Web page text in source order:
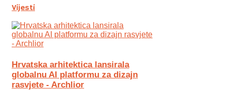
Vijesti
Hrvatska arhitektica lansirala
globalnu AI platformu za dizajn
rasvjete - Archlior